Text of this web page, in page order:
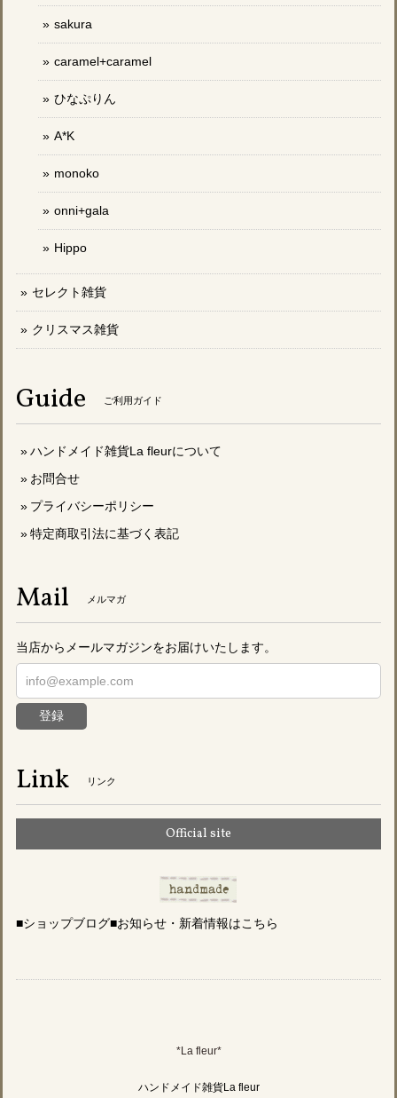
sakura
caramel+caramel
ひなぷりん
A*K
monoko
onni+gala
Hippo
セレクト雑貨
クリスマス雑貨
Guide ご利用ガイド
ハンドメイド雑貨La fleurについて
お問合せ
プライバシーポリシー
特定商取引法に基づく表記
Mail メルマガ
当店からメールマガジンをお届けいたします。
登録
Link リンク
Official site
■ショップブログ■お知らせ・新着情報はこちら
*La fleur*
ハンドメイド雑貨La fleur